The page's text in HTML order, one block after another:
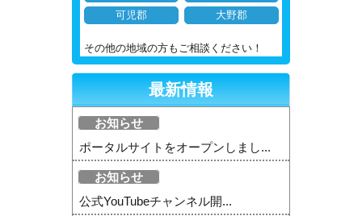
可児郡
大野郡
その他の地域の方もご相談ください！
最新情報
お知らせ
ポータルサイトをオープンしまし...
お知らせ
公式YouTubeチャンネル開...